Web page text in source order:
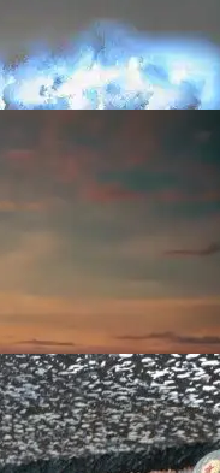
Основные
В-Одном Для